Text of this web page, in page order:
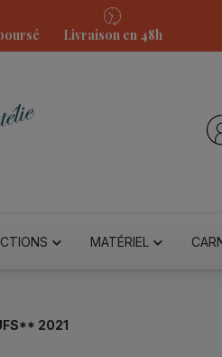
Livraison en 48h
MATÉRIEL
2021